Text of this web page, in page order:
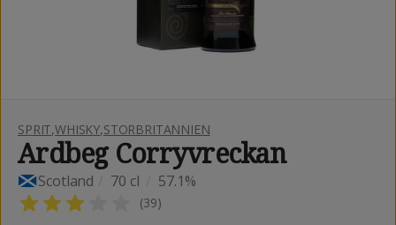
SPRIT,WHISKY,STORBRITANNIEN
Ardbeg Corryvreckan
Scotland 70 cl 57.1%
(39)